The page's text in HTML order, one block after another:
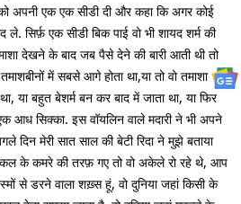
अपनी एक एक सीडी दी और कहा कि अगर कोई
सिर्फ़ एक सीडी बिक पाई वो भी शायद शर्म की
देखने के बाद जब पैसे देने की बारी आती थी तो
में सबसे आगे होता था,या तो वो तमाशा
या बहुत बेशर्म बन कर बाद में जाता था, या फिर
आध सिक्का. इस वॉयलिन वाले मदारी ने भी अपने
दिन मेरी सात साल की बेटी रिदा ने मुझे बताया
के कमरे की तरफ़ गए तो वो अकेले रो रहे थे, आप
से डरने वाला शख़्स हूं, वो दुनिया जहां किसी के